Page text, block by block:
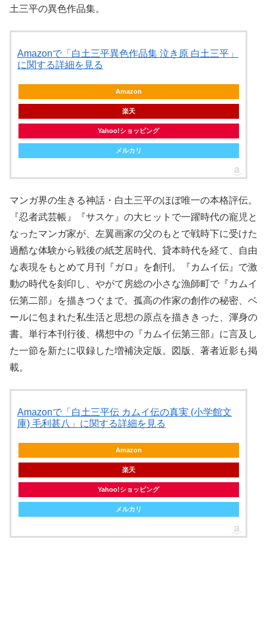
土三平の異色作品集。
Amazonで「白土三平異色作品集 泣き原 白土三平」
に関する詳細を見る
Amazon
楽天
Yahoo!ショッピング
メルカリ
マンガ界の生きる神話・白土三平のほぼ唯一の本格評伝。
『忍者武芸帳』『サスケ』の大ヒットで一躍時代の寵児と
なったマンガ家が、左翼画家の父のもとで戦時下に受けた
過酷な体験から戦後の紙芝居時代、貸本時代を経て、自由
な表現をもとめて月刊『ガロ』を創刊。『カムイ伝』で激
動の時代を刻印し、やがて房総の小さな漁師町で『カムイ
伝第二部』を描きつぐまで。孤高の作家の創作の秘密、ベ
ールに包まれた私生活と思想の原点を描ききった、渾身の
書。単行本刊行後、構想中の『カムイ伝第三部』に言及し
た一節を新たに収録した増補決定版。図版、著者近影も掲
載。
Amazonで「白土三平伝 カムイ伝の真実 (小学館文
庫) 毛利甚八」に関する詳細を見る
Amazon
楽天
Yahoo!ショッピング
メルカリ